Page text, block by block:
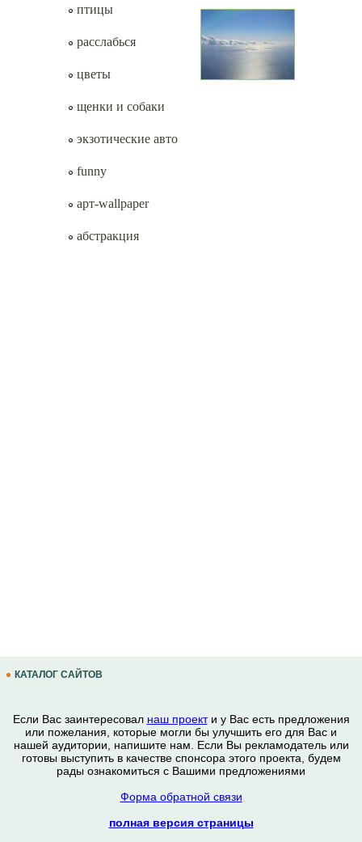
птицы
расслабься
цветы
щенки и собаки
экзотические авто
funny
арт-wallpaper
абстракция
КАТАЛОГ САЙТОВ
Если Вас заинтересовал наш проекти у Вас есть предложения
или пожелания, которые могли бы улучшить его для Вас и
нашей аудитории, напишите нам. Если Вы рекламодатель или
готовы выступить в качестве спонсора этого проекта, будем
рады ознакомиться с Вашими предложениями
Форма обратной связи
полная версия страницы